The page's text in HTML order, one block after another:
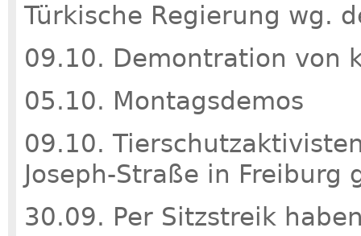
Türkische Regierung wg.
09.10. Demontration von
05.10. Montagsdemos
09.10.
Joseph-Straße in Freiburg
30.09. Per Sitzstreik